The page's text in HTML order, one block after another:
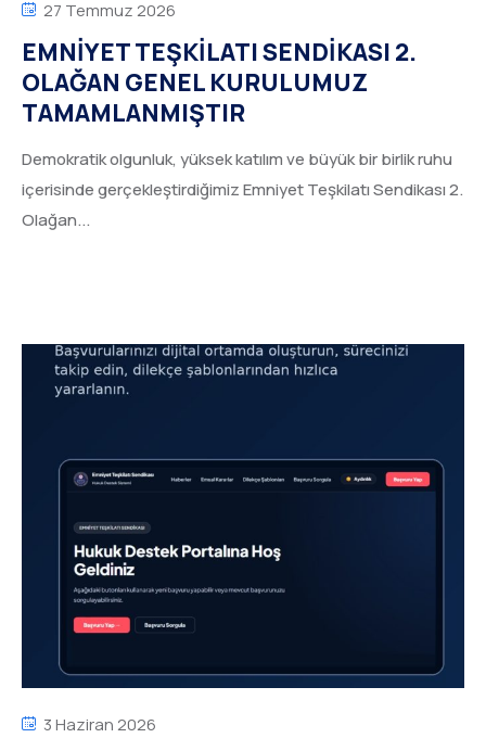
27 Temmuz 2026
EMNİYET TEŞKİLATI SENDİKASI 2.
OLAĞAN GENEL KURULUMUZ
TAMAMLANMIŞTIR
Demokratik olgunluk, yüksek katılım ve büyük bir birlik ruhu
içerisinde gerçekleştirdiğimiz Emniyet Teşkilatı Sendikası 2.
Olağan...
3 Haziran 2026